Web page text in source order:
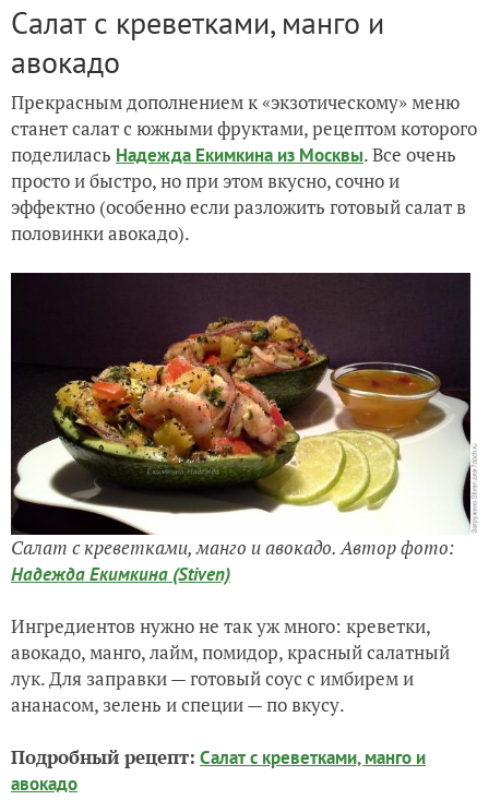
Салат с креветками, манго и
авокадо
Прекрасным дополнением к «экзотическому» меню
станет салат с южными фруктами, рецептом которого
поделилась Надежда Екимкина из Москвы. Все очень
просто и быстро, но при этом вкусно, сочно и
эффектно (особенно если разложить готовый салат в
половинки авокадо).
Салат с креветками, манго и авокадо. Автор фото:
Надежда Екимкина (Stiven)
Ингредиентов нужно не так уж много: креветки,
авокадо, манго, лайм, помидор, красный салатный
лук. Для заправки — готовый соус с имбирем и
ананасом, зелень и специи — по вкусу.
Подробный рецепт: Салат с креветками, манго и
авокадо